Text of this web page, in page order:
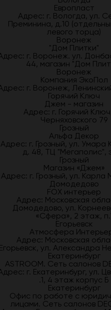
Европласт
Адрес: г. Вологда, ул.
Преминина, д.10
левого торца)
Воронеж
"Дом Плитки"
г. Воронеж. ул.
44, магазин "Дом
Воронеж
Компания ЭкоПол
г. Воронеж,
Горячий Ключ
Джем - магазин
Адрес: г. Горячий
Черняховского 79
Грозный
Альфа Декор
Адрес: г. Грозный, ул. Умара
д. 48, ТЦ "Мегаполис",
Грозный
Магазин «Джем»
Адрес: г. Грозный, ул. Карла
Домодедово
FOX интерьер
Адрес: Московская
Домодедово, ул.
«Сфера», 2 этаж,
Егорьевск
Атмосфера
Адрес: Московская
ул. Александра
Екатеринбург
ASTROOM. Сеть салонов
г. Екатеринбург, ул.
.1, 4 этаж корпус Б
Екатеринбург
Офис по работе с
лицами. Сеть салонов